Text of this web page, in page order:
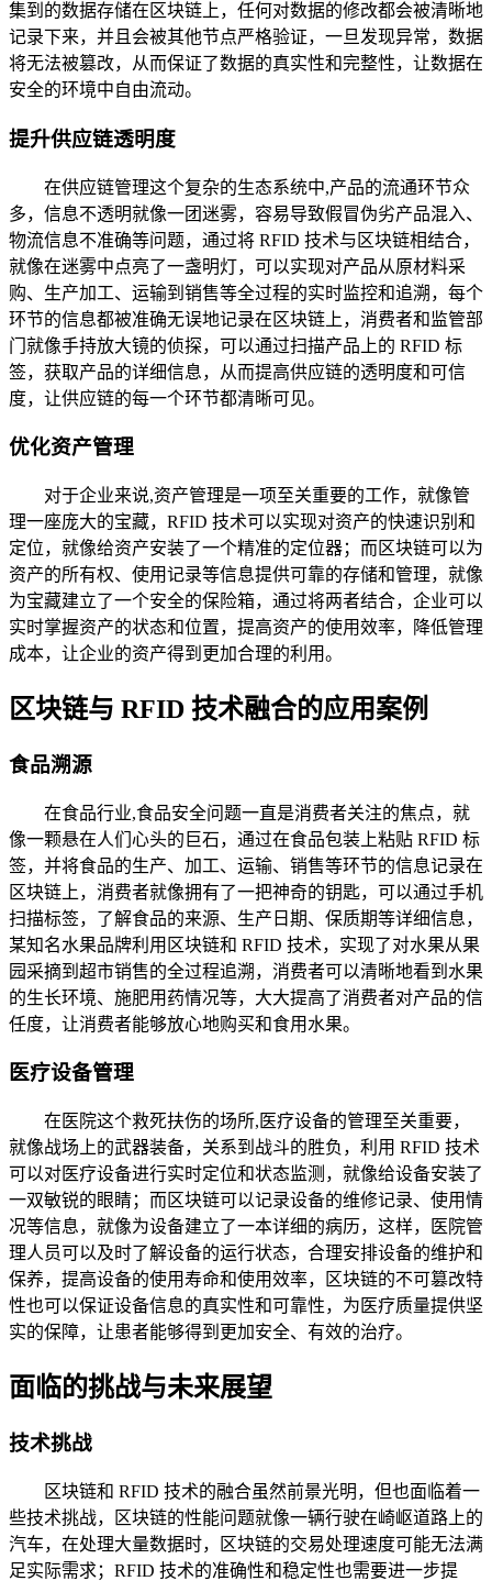
集到的数据存储在区块链上，任何对数据的修改都会被清晰地
记录下来，并且会被其他节点严格验证，一旦发现异常，数据
将无法被篡改，从而保证了数据的真实性和完整性，让数据在
安全的环境中自由流动。
提升供应链透明度
在供应链管理这个复杂的生态系统中,产品的流通环节众
多，信息不透明就像一团迷雾，容易导致假冒伪劣产品混入、
物流信息不准确等问题，通过将 RFID 技术与区块链相结合，
就像在迷雾中点亮了一盏明灯，可以实现对产品从原材料采
购、生产加工、运输到销售等全过程的实时监控和追溯，每个
环节的信息都被准确无误地记录在区块链上，消费者和监管部
门就像手持放大镜的侦探，可以通过扫描产品上的 RFID 标
签，获取产品的详细信息，从而提高供应链的透明度和可信
度，让供应链的每一个环节都清晰可见。
优化资产管理
对于企业来说,资产管理是一项至关重要的工作，就像管
理一座庞大的宝藏，RFID 技术可以实现对资产的快速识别和
定位，就像给资产安装了一个精准的定位器；而区块链可以为
资产的所有权、使用记录等信息提供可靠的存储和管理，就像
为宝藏建立了一个安全的保险箱，通过将两者结合，企业可以
实时掌握资产的状态和位置，提高资产的使用效率，降低管理
成本，让企业的资产得到更加合理的利用。
区块链与 RFID 技术融合的应用案例
食品溯源
在食品行业,食品安全问题一直是消费者关注的焦点，就
像一颗悬在人们心头的巨石，通过在食品包装上粘贴 RFID 标
签，并将食品的生产、加工、运输、销售等环节的信息记录在
区块链上，消费者就像拥有了一把神奇的钥匙，可以通过手机
扫描标签，了解食品的来源、生产日期、保质期等详细信息，
某知名水果品牌利用区块链和 RFID 技术，实现了对水果从果
园采摘到超市销售的全过程追溯，消费者可以清晰地看到水果
的生长环境、施肥用药情况等，大大提高了消费者对产品的信
任度，让消费者能够放心地购买和食用水果。
医疗设备管理
在医院这个救死扶伤的场所,医疗设备的管理至关重要，
就像战场上的武器装备，关系到战斗的胜负，利用 RFID 技术
可以对医疗设备进行实时定位和状态监测，就像给设备安装了
一双敏锐的眼睛；而区块链可以记录设备的维修记录、使用情
况等信息，就像为设备建立了一本详细的病历，这样，医院管
理人员可以及时了解设备的运行状态，合理安排设备的维护和
保养，提高设备的使用寿命和使用效率，区块链的不可篡改特
性也可以保证设备信息的真实性和可靠性，为医疗质量提供坚
实的保障，让患者能够得到更加安全、有效的治疗。
面临的挑战与未来展望
技术挑战
区块链和 RFID 技术的融合虽然前景光明，但也面临着一
些技术挑战，区块链的性能问题就像一辆行驶在崎岖道路上的
汽车，在处理大量数据时，区块链的交易处理速度可能无法满
足实际需求；RFID 技术的准确性和稳定性也需要进一步提